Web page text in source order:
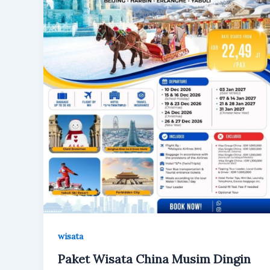
wisata
Paket Wisata China Musim Dingin